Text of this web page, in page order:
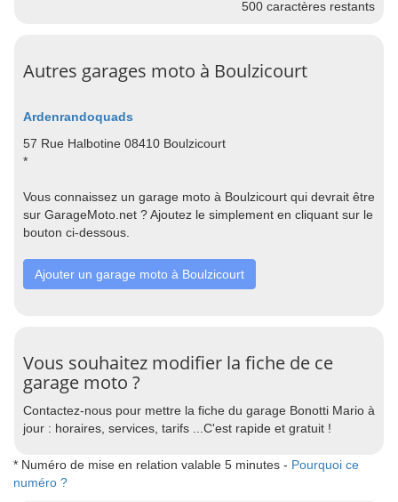
500 caractères restants
Autres garages moto à Boulzicourt
Ardenrandoquads
57 Rue Halbotine 08410 Boulzicourt
*
Vous connaissez un garage moto à Boulzicourt qui devrait être
sur GarageMoto.net ? Ajoutez le simplement en cliquant sur le
bouton ci-dessous.
Ajouter un garage moto à Boulzicourt
Vous souhaitez modifier la fiche de ce
garage moto ?
Contactez-nous pour mettre la fiche du garage Bonotti Mario à
jour : horaires, services, tarifs ...C'est rapide et gratuit !
* Numéro de mise en relation valable 5 minutes - Pourquoi ce
numéro ?